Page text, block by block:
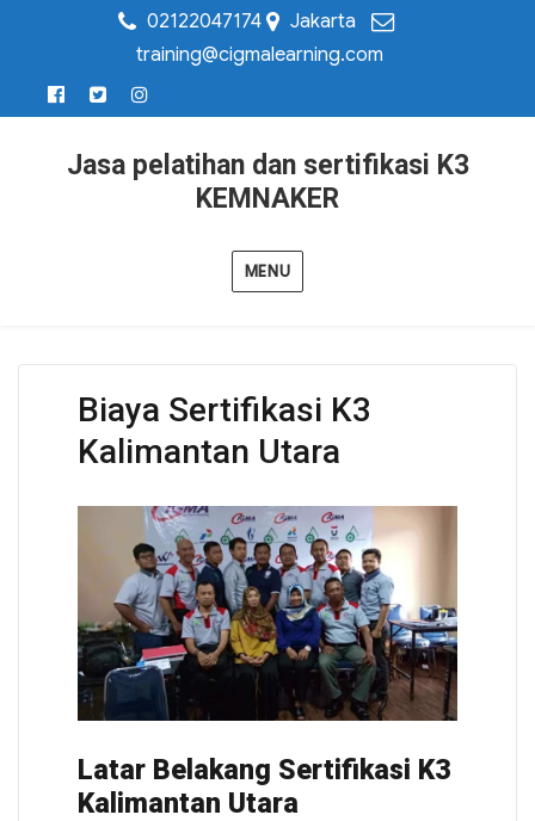
02122047174
Jakarta
training@cigmalearning.com
Jasa pelatihan dan sertifikasi K3
KEMNAKER
MENU
Biaya Sertifikasi K3
Kalimantan Utara
Latar Belakang Sertifikasi K3
Kalimantan Utara